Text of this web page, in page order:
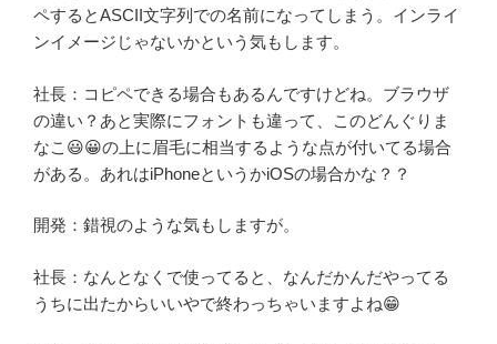
ペするとASCII文字列での名前になってしまう。インライ
ンイメージじゃないかという気もします。
社長：コピペできる場合もあるんですけどね。ブラウザ
の違い？あと実際にフォントも違って、このどんぐりま
なこ😃😀の上に眉毛に相当するような点が付いてる場合
がある。あれはiPhoneというかiOSの場合かな？？
開発：錯視のような気もしますが。
社長：なんとなくで使ってると、なんだかんだやってる
うちに出たからいいやで終わっちゃいますよね😁